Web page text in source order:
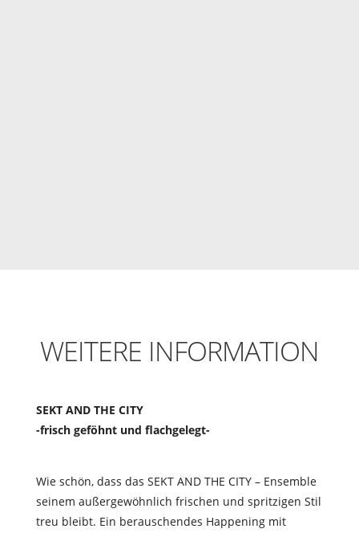
WEITERE INFORMATION
SEKT AND THE CITY
-frisch geföhnt und flachgelegt-
Wie schön, dass das SEKT AND THE CITY – Ensemble
seinem außergewöhnlich frischen und spritzigen Stil
treu bleibt. Ein berauschendes Happening mit